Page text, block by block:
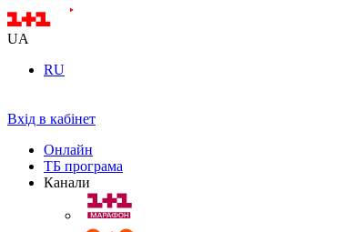
UA
RU
Вхід в кабінет
Онлайн
ТБ програма
Канали